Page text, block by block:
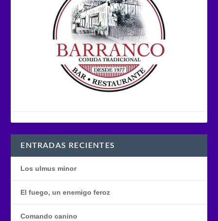
ENTRADAS RECIENTES
Los ulmus minor
El fuego, un enemigo feroz
Comando canino